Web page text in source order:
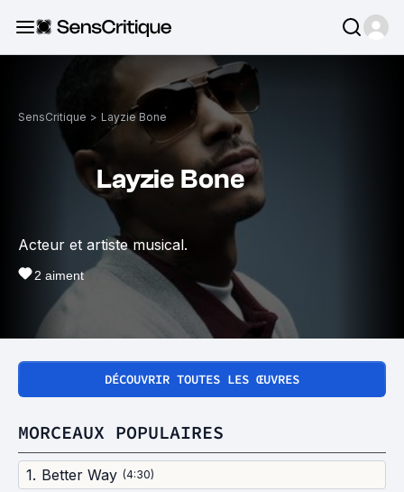
SensCritique > Layzie Bone
Layzie Bone
Acteur et artiste musical.
2 aiment
DÉCOUVRIR TOUTES LES ŒUVRES
MORCEAUX POPULAIRES
1. Better Way (4:30)